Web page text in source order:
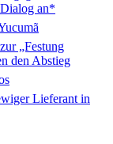
an*
„Festung
den Abstieg
Lieferant in